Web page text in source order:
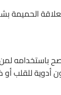
الحميمة
أدوية للقلب